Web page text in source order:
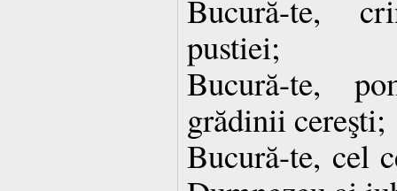
Bucură-te,
pustiei;
Bucură-te,
grădinii cereşti;
Bucură-te, cel